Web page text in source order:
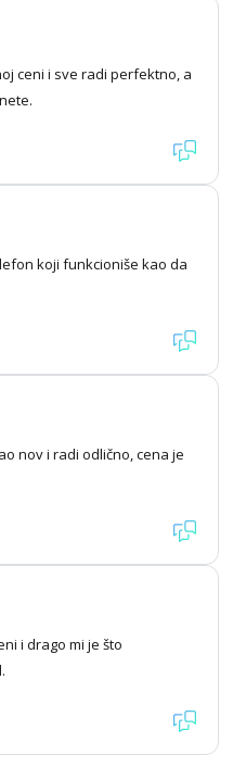
ceni i sve radi perfektno, a
koji funkcioniše kao da
nov i radi odlično, cena je
i drago mi je što